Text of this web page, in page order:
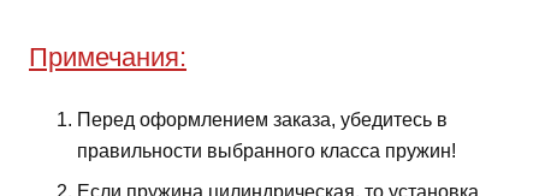
Примечания:
Перед оформлением заказа, убедитесь в
правильности выбранного класса пружин!